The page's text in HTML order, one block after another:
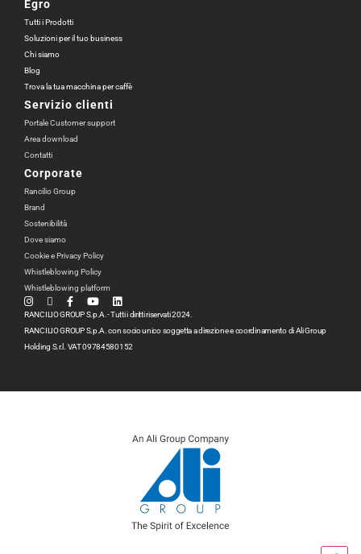
Egro
Tutti i Prodotti
Soluzioni per il tuo business
Chi siamo
Blog
Trova la tua macchina per caffè
Servizio clienti
Portale Customer support
Area download
Contatti
Corporate
Rancilio Group
Brand
Sostenibilità
Dove siamo
Cookie e Privacy Policy
Whistleblowing Policy
Whistleblowing platform
RANCILIO GROUP S.p.A.- Tutti i diritti riservati 2024.
RANCILIO GROUP S.p.A. con socio unico soggetta a direzione e coordinamento di Ali Group
Holding S.r.l. VAT 09784580152